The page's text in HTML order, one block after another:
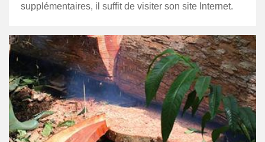
supplémentaires, il suffit de visiter son site Internet.